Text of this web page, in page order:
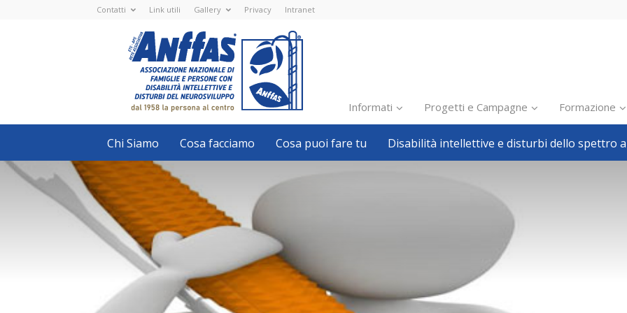
Contatti Link utili Gallery Privacy Intranet
Nazionale
ETS
-
APS
Associazione
Nazionale
di
Famiglie
e
con
disabilità
intellettive
disturbi
del
neurosviluppo
Informati
Inclusione scolastica
Inclusione lavorativa
Progetti e Campagne Formazione
Chi Siamo Cosa facciamo Cosa puoi fare tu Disabilità intellettive e disturbi dello spettro